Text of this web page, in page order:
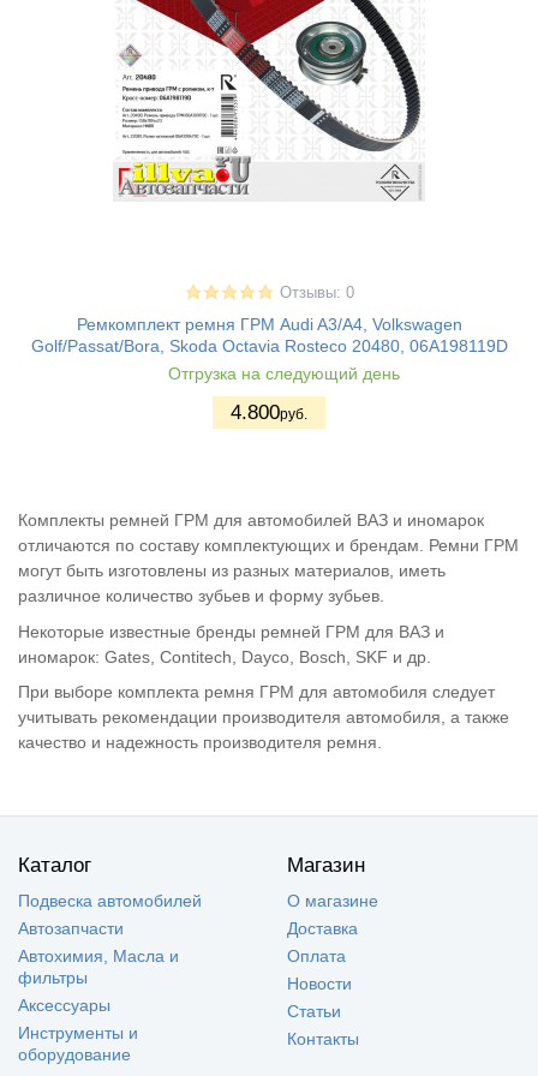
Отзывы: 0
Ремкомплект ремня ГРМ Audi A3/A4, Volkswagen
Golf/Passat/Bora, Skoda Octavia Rosteco 20480, 06A198119D
Отгрузка на следующий день
4.800руб.
Комплекты ремней ГРМ для автомобилей ВАЗ и иномарок
отличаются по составу комплектующих и брендам. Ремни ГРМ
могут быть изготовлены из разных материалов, иметь
различное количество зубьев и форму зубьев.
Некоторые известные бренды ремней ГРМ для ВАЗ и
иномарок: Gates, Contitech, Dayco, Bosch, SKF и др.
При выборе комплекта ремня ГРМ для автомобиля следует
учитывать рекомендации производителя автомобиля, а также
качество и надежность производителя ремня.
Каталог
Подвеска автомобилей
Автозапчасти
Автохимия, Масла и
фильтры
Аксессуары
Инструменты и
оборудование
Магазин
О магазине
Доставка
Оплата
Новости
Статьи
Контакты